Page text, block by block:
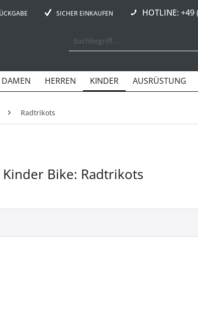
SICHER EINKAUFEN HOTLINE: +49
DAMEN HERREN KINDER AUSRÜSTUNG
Radtrikots
Kinder Bike: Radtrikots